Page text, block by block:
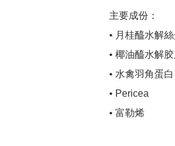
主要成份：
• 月桂醯水解
• 椰油醯水解
• 水禽羽角蛋白
• Pericea
• 富勒烯